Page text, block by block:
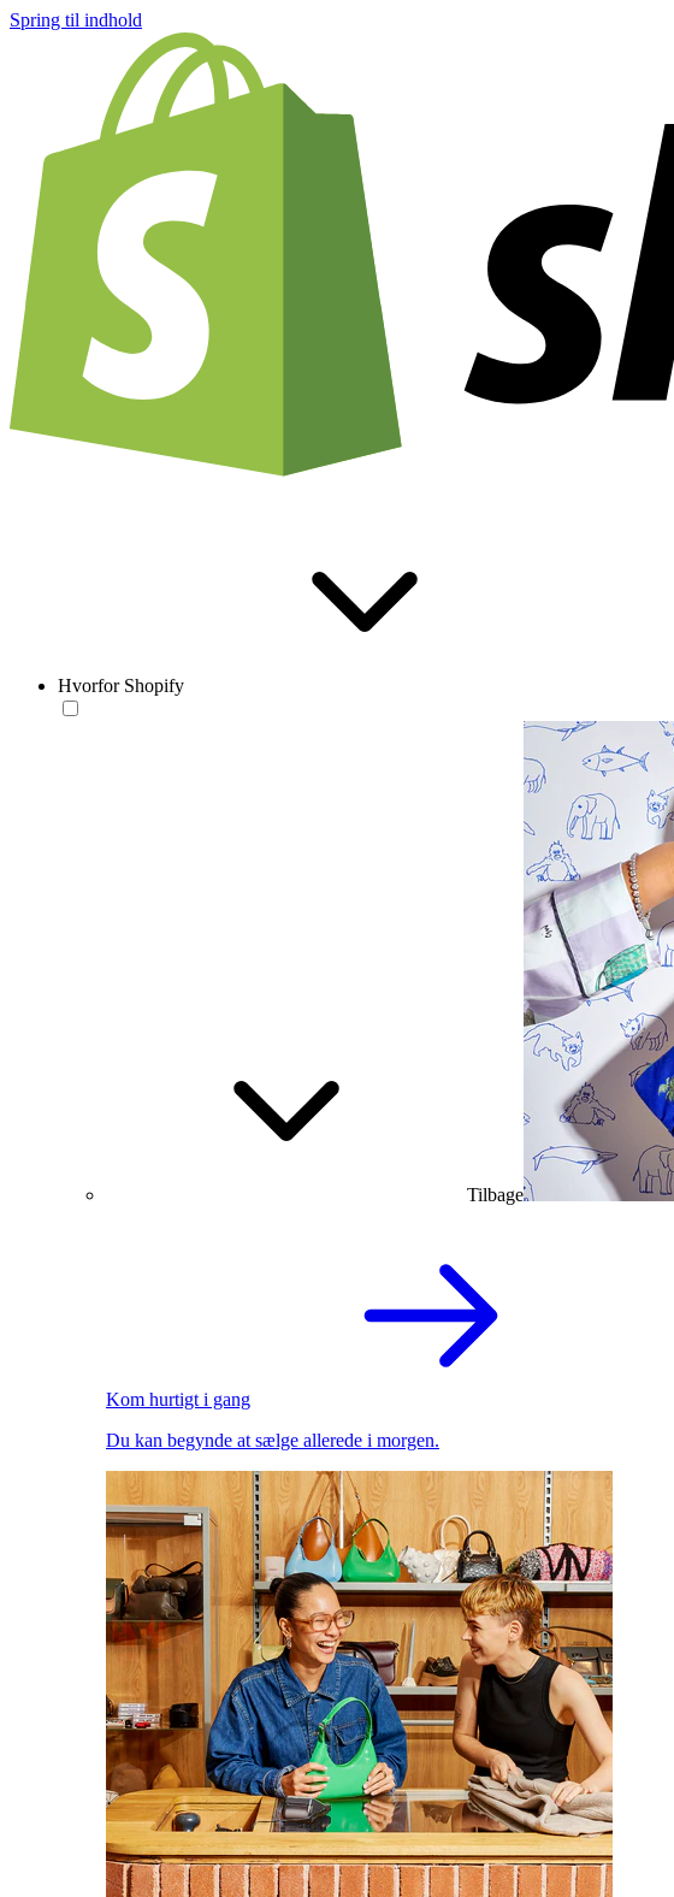
Spring til indhold
Hvorfor Shopify
Tilbage
Kom hurtigt i gang
Du kan begynde at sælge allerede i morgen.